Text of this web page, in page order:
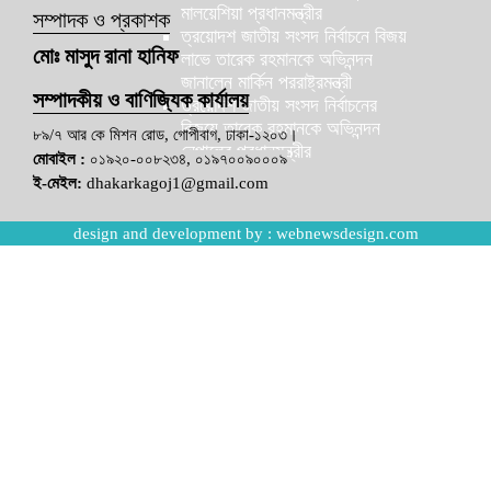
মালয়েশিয়া প্রধানমন্ত্রীর
ত্রয়োদশ জাতীয় সংসদ নির্বাচনে বিজয়
লাভে তারেক রহমানকে অভিনন্দন
জানালেন মার্কিন পররাষ্ট্রমন্ত্রী
ত্রয়োদশ জাতীয় সংসদ নির্বাচনের
বিজয়ে তারেক রহমানকে অভিনন্দন
নেপালের প্রধানমন্ত্রীর
সম্পাদক ও প্রকাশক
মোঃ মাসুদ রানা হানিফ
সম্পাদকীয় ও বাণিজ্যিক কার্যালয়
৮৯/৭ আর কে মিশন রোড, গোপীবাগ, ঢাকা-১২০৩।
মোবাইল : ০১৯২০-০০৮২৩৪, ০১৯৭০০৯০০০৯
ই-মেইল: dhakarkagoj1@gmail.com
design and development by : webnewsdesign.com